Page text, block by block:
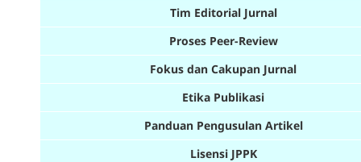
Tim Editorial Jurnal
Proses Peer-Review
Fokus dan Cakupan Jurnal
Etika Publikasi
Panduan Pengusulan Artikel
Lisensi JPPK